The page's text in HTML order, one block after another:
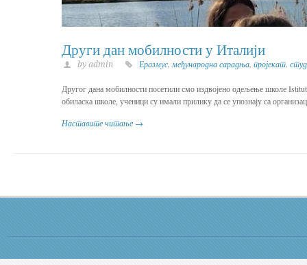
Други дан мобилности у Италији
by admin Еразмус,међународна сарадња, пројекат,
Другог дана мобилности посетили смо издвојено одељење школе
обиласка школе, ученици су имали прилику да се упознају са
Наставите читање →